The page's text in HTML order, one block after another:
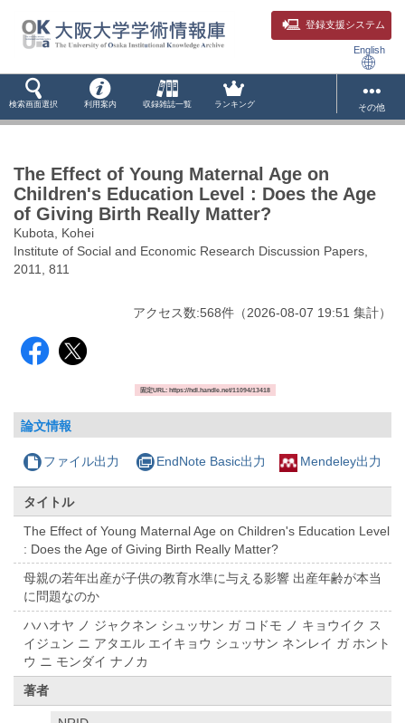
登録支援システム
English
検索画面選択 利用案内 収録雑誌一覧 ランキング その他
The Effect of Young Maternal Age on
Children's Education Level : Does the Age
of Giving Birth Really Matter?
Kubota, Kohei
Institute of Social and Economic Research Discussion Papers,
2011, 811
アクセス数:568件 （2026-08-07 19:51 集計）
固定URL: https://hdl.handle.net/11094/13418
論文情報
ファイル出力 EndNote Basic出力 Mendeley出力
タイトル
The Effect of Young Maternal Age on Children's Education Level
: Does the Age of Giving Birth Really Matter?
母親の若年出産が子供の教育水準に与える影響 出産年齢が本当
に問題なのか
ハハオヤ ノ ジャクネン シュッサン ガ コドモ ノ キョウイク ス
イジュン ニ アタエル エイキョウ シュッサン ネンレイ ガ ホント
ウ ニ モンダイ ナノカ
著者